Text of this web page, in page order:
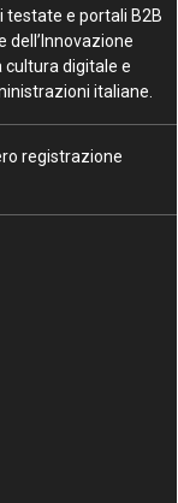
testate e portali B2B
cultura digitale e
italiane.
registrazione